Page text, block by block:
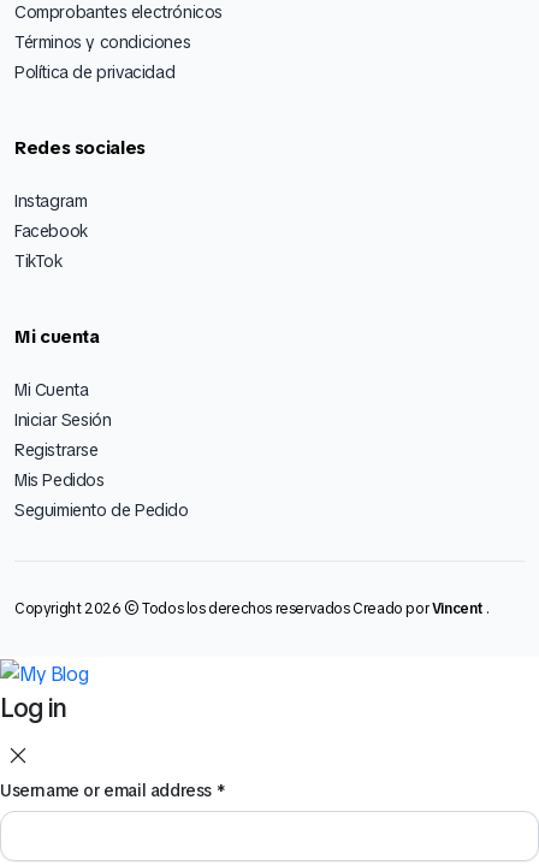
Comprobantes electrónicos
Términos y condiciones
Política de privacidad
Redes sociales
Instagram
Facebook
TikTok
Mi cuenta
Mi Cuenta
Iniciar Sesión
Registrarse
Mis Pedidos
Seguimiento de Pedido
Copyright 2026 © Todos los derechos reservados Creado porVincent .
Log in
Username or email address *